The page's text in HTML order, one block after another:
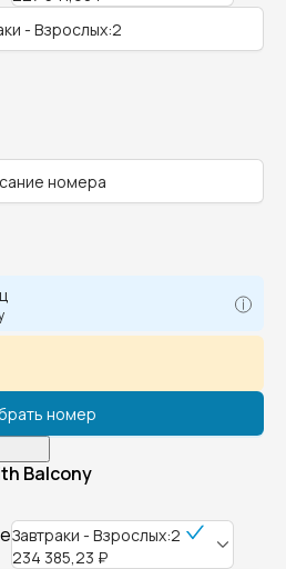
- Взрослых:2
номера
номер
Balcony
Завтраки - Взрослых:2
234 385,23 ₽